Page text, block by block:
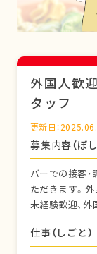
外国人歓
タッフ
更新日：
募集内容（ぼ
バーでの接客・
ただきます。
未経験歓迎、外
仕事（しごと）